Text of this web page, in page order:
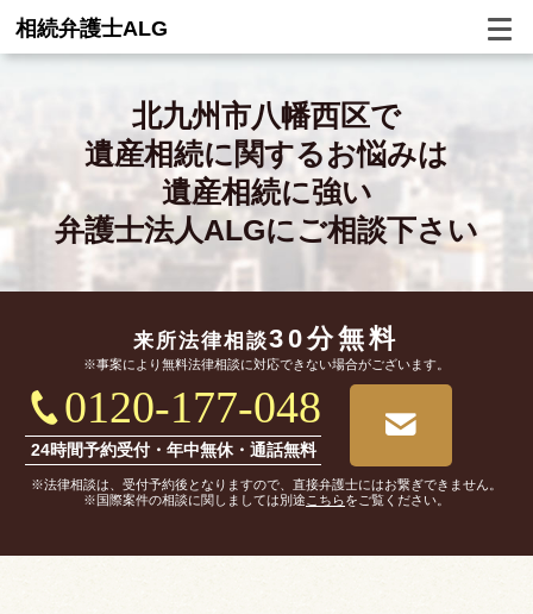
相続弁護士ALG
北九州市八幡西区で
遺産相続に関するお悩みは
遺産相続に強い
弁護士法人ALGにご相談下さい
来所法律相談30分無料
※事案により無料法律相談に対応できない場合がございます。
0120-177-048
24時間予約受付・年中無休・通話無料
※法律相談は、受付予約後となりますので、直接弁護士にはお繋ぎできません。
※国際案件の相談に関しましては別途 こちらをご覧ください。